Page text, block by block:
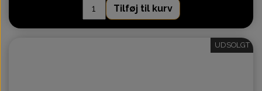
Tilføj til kurv
UDSOLGT